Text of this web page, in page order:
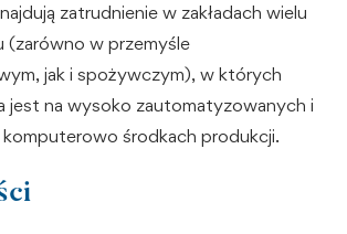
zatrudnienie w zakładach wielu
(zarówno w przemyśle
jak i spożywczym), w których
jest na wysoko zautomatyzowanych i
środkach produkcji.